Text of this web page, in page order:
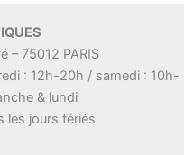
– 75012 PARIS
: 12h-20h / samedi : 10h-
& lundi
les jours fériés